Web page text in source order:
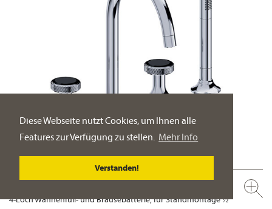
Diese Webseite nutzt Cookies, um Ihnen alle
Features zur Verfügung zu stellen. Mehr Info
Verstanden!
4-Loch Wannenfüll- und Brausebatterie, für Standmontage ½“